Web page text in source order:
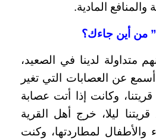
والمنافع المادية.
من أين جاءك؟
متداولة لدينا في الصعيد،
عن العصابات التي تغير
وكانت إذا أتت عصابة
ليلا، خرج أهل القرية
والأطفال لمطاردتها، وكنت